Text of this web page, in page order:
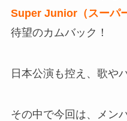
Super Junior（スーパ
待望のカムバック！
日本公演も控え、歌や
その中で今回は、メン